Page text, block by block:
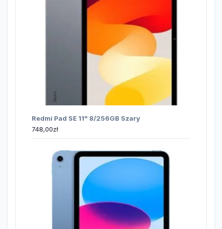
Redmi Pad SE 11" 8/256GB Szary
748,00zł